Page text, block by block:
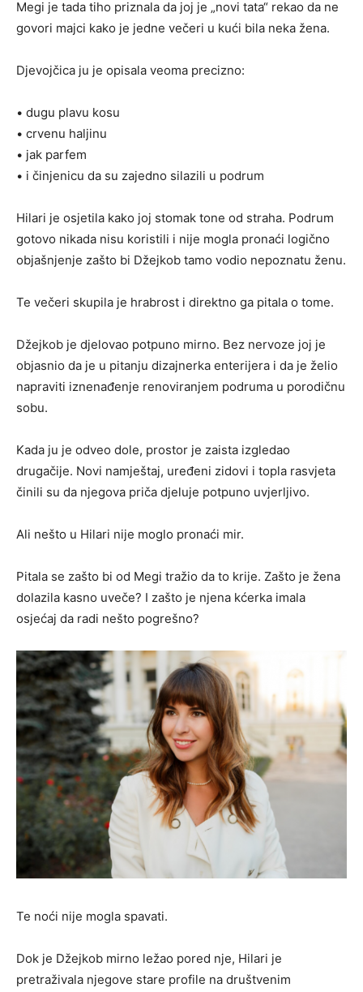
Megi je tada tiho priznala da joj je „novi tata“ rekao da ne
govori majci kako je jedne večeri u kući bila neka žena.
Djevojčica ju je opisala veoma precizno:
• dugu plavu kosu
• crvenu haljinu
• jak parfem
• i činjenicu da su zajedno silazili u podrum
Hilari je osjetila kako joj stomak tone od straha. Podrum
gotovo nikada nisu koristili i nije mogla pronaći logično
objašnjenje zašto bi Džejkob tamo vodio nepoznatu ženu.
Te večeri skupila je hrabrost i direktno ga pitala o tome.
Džejkob je djelovao potpuno mirno. Bez nervoze joj je
objasnio da je u pitanju dizajnerka enterijera i da je želio
napraviti iznenađenje renoviranjem podruma u porodičnu
sobu.
Kada ju je odveo dole, prostor je zaista izgledao
drugačije. Novi namještaj, uređeni zidovi i topla rasvjeta
činili su da njegova priča djeluje potpuno uvjerljivo.
Ali nešto u Hilari nije moglo pronaći mir.
Pitala se zašto bi od Megi tražio da to krije. Zašto je žena
dolazila kasno uveče? I zašto je njena kćerka imala
osjećaj da radi nešto pogrešno?
Te noći nije mogla spavati.
Dok je Džejkob mirno ležao pored nje, Hilari je
pretraživala njegove stare profile na društvenim